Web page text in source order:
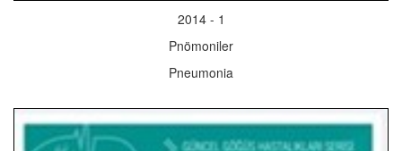
2014 - 1
Pnömoniler
Pneumonia